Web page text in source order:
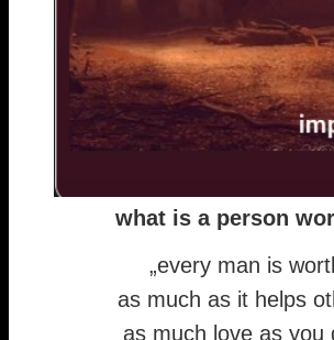
what is a person
„every man is
as much as it helps
as much love as you